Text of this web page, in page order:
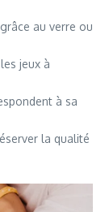
grâce au verre ou
jeux à
à sa
la qualité